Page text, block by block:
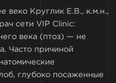
веко Круглик Е.В., к.м.н.,
сети VIP Clinic:
века (птоз) — не
Часто причиной
глубоко посаженные